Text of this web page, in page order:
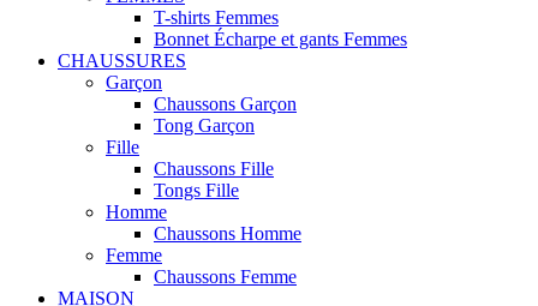
T-shirts Femmes
Bonnet Écharpe et gants Femmes
CHAUSSURES
Garçon
Chaussons Garçon
Tong Garçon
Fille
Chaussons Fille
Tongs Fille
Homme
Chaussons Homme
Femme
Chaussons Femme
MAISON